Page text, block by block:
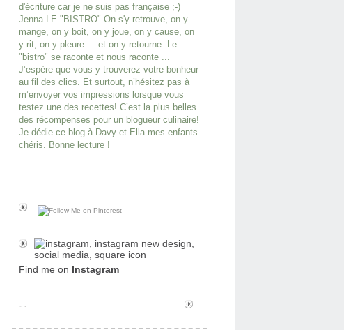
d'écriture car je ne suis pas française ;-)
Jenna LE "BISTRO" On s'y retrouve, on y
mange, on y boit, on y joue, on y cause, on
y rit, on y pleure ... et on y retourne. Le
"bistro" se raconte et nous raconte ...
J’espère que vous y trouverez votre bonheur
au fil des clics. Et surtout, n’hésitez pas à
m’envoyer vos impressions lorsque vous
testez une des recettes! C’est la plus belles
des récompenses pour un blogueur culinaire!
Je dédie ce blog à Davy et Ella mes enfants
chéris. Bonne lecture !
Find me on Instagram